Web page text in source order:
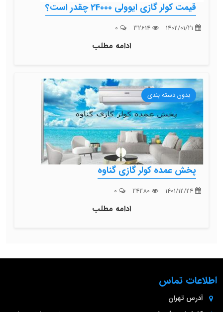
قیمت کولر گازی ایوولی 24000 چقدر است؟
ادامه مطلب
بدون دسته بندی
پخش عمده کولر گازی گناوه
ادامه مطلب
اطلاعات تماس
آدرس تهران